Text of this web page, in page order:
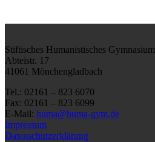
Stiftisches Humanistisches Gymnasium
Abteistr. 17
41061 Mönchengladbach
Tel.: 02161 – 823 6070
Fax: 02161 – 823 6099
E-Mail: huma@huma-gym.de
Impressum
Datenschutzerklärung